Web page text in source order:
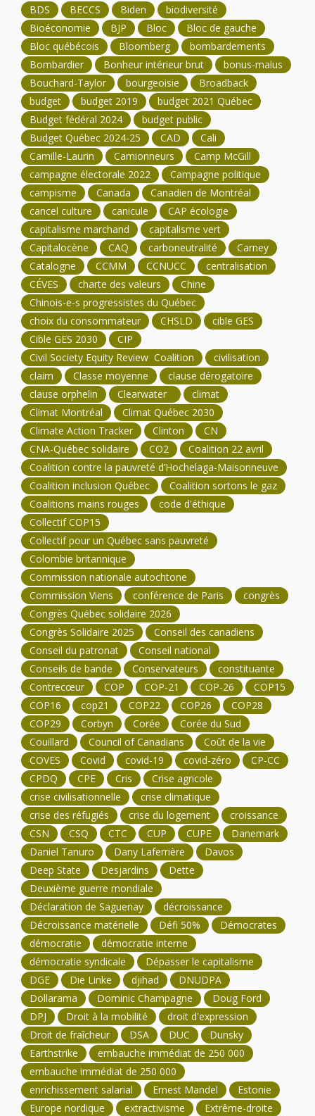
BDS BECCS Biden
biodiversité
Bioéconomie
BJP Bloc
Bloc de gauche
Bloc québécois
Bloomberg
bombardements
Bombardier
Bonheur intérieur brut
bonus-malus
Bouchard-Taylor
bourgeoisie
Broadback
budget
budget 2019
budget 2021 Québec
Budget fédéral 2024
budget public
Budget Québec 2024-25
CAD
Cali
Camille-Laurin
Camionneurs
Camp McGill
campagne électorale 2022
Campagne politique
campisme
Canada
Canadien de Montréal
cancel culture
canicule
CAP écologie
capitalisme marchand
capitalisme vert
Capitalocène
CAQ carboneutralité
Carney
Catalogne
CCMM CCNUCC
centralisation
CÉVES
charte des valeurs
Chine
Chinois-e-s progressistes du Québec
choix du consommateur
CHSLD
cible GES
Cible GES 2030
CIP
Civil Society Equity Review Coalition
civilisation
claim
Classe moyenne
clause dérogatoire
clause orphelin
Clearwater
climat
Climat Montréal
Climat Québec 2030
Climate Action Tracker
Clinton
CN
CNA-Québec solidaire
CO2
Coalition 22 avril
Coalition contre la pauvreté d’Hochelaga-Maisonneuve
Coalition inclusion Québec
Coalition sortons le gaz
Coalitions mains rouges
code d'éthique
Collectif COP15
Collectif pour un Québec sans pauvreté
Colombie britannique
Commission nationale autochtone
Commission Viens
conférence de Paris
congrès
Congrès Québec solidaire 2026
Congrès Solidaire 2025
Conseil des canadiens
Conseil du patronat
Conseil national
Conseils de bande
Conservateurs
constituante
Contrecœur
COP COP-21 COP-26
COP15
COP16
cop21 COP22 COP26
COP28
COP29
Corbyn Corée
Corée du Sud
Couillard
Council of Canadians
Coût de la vie
COVES
Covid covid-19 covid-zéro
CP-CC
CPDQ
CPE Cris
Crise agricole
crise civilisationnelle
crise climatique
crise des réfugiés
crise du logement
croissance
CSN
CSQ CTC CUP CUPE
Danemark
Daniel Tanuro
Dany Laferrière
Davos
Deep State
Desjardins
Dette
Deuxième guerre mondiale
Déclaration de Saguenay
décroissance
Décroissance matérielle
Défi 50%
Démocrates
démocratie
démocratie interne
démocratie syndicale
Dépasser le capitalisme
DGE
Die Linke djihad
DNUDPA
Dollarama
Dominic Champagne
Doug Ford
DPJ
Droit à la mobilité
droit d'expression
Droit de fraîcheur
DSA DUC
Dunsky
Earthstrike
embauche immédiat de 250 000
embauche immédiat de 250 000
enrichissement salarial
Ernest Mandel
Estonie
Europe nordique
extractivisme
Extrême-droite